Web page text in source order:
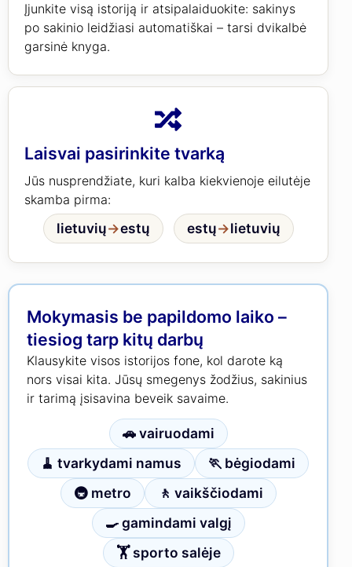
Įjunkite visą istoriją ir atsipalaiduokite: sakinys
po sakinio leidžiasi automatiškai – tarsi dvikalbė
garsinė knyga.
Laisvai pasirinkite tvarką
Jūs nusprendžiate, kuri kalba kiekvienoje eilutėje
skamba pirma:
lietuvių→estų estų→lietuvių
Mokymasis be papildomo laiko –
tiesiog tarp kitų darbų
Klausykite visos istorijos fone, kol darote ką
nors visai kita. Jūsų smegenys žodžius, sakinius
ir tarimą įsisavina beveik savaime.
🚗 vairuodami
🧹 tvarkydami namus
🏃 bėgiodami
🚇 metro
🚶 vaikščiodami
🍳 gamindami valgį
🏋 sporto salėje